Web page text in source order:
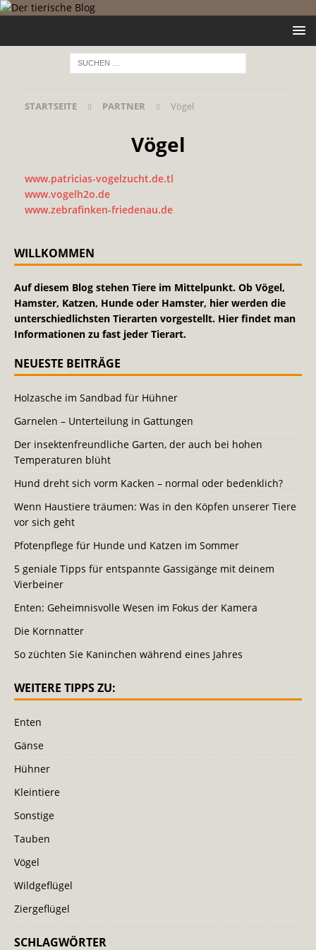
STARTSEITE PARTNER Vögel
Vögel
www.patricias-vogelzucht.de.tl
www.vogelh2o.de
www.zebrafinken-friedenau.de
WILLKOMMEN
Auf diesem Blog stehen Tiere im Mittelpunkt. Ob Vögel,
Hamster, Katzen, Hunde oder Hamster, hier werden die
unterschiedlichsten Tierarten vorgestellt. Hier findet man
Informationen zu fast jeder Tierart.
NEUESTE BEITRÄGE
Holzasche im Sandbad für Hühner
Garnelen – Unterteilung in Gattungen
Der insektenfreundliche Garten, der auch bei hohen
Temperaturen blüht
Hund dreht sich vorm Kacken – normal oder bedenklich?
Wenn Haustiere träumen: Was in den Köpfen unserer Tiere
vor sich geht
Pfotenpflege für Hunde und Katzen im Sommer
5 geniale Tipps für entspannte Gassigänge mit deinem
Vierbeiner
Enten: Geheimnisvolle Wesen im Fokus der Kamera
Die Kornnatter
So züchten Sie Kaninchen während eines Jahres
WEITERE TIPPS ZU:
Enten
Gänse
Hühner
Kleintiere
Sonstige
Tauben
Vögel
Wildgeflügel
Ziergeflügel
SCHLAGWÖRTER